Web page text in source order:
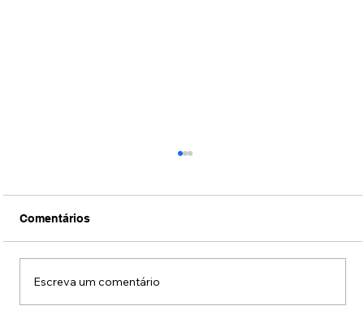
Comentários
Escreva um comentário